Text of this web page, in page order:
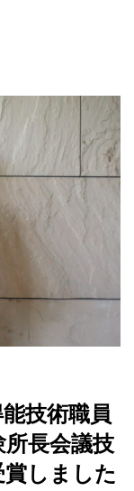
技術職員
長会議技
しました